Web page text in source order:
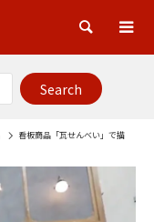
看板商品「瓦せんべい」で描